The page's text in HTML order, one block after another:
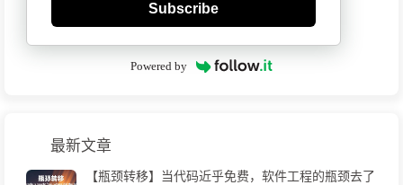
Subscribe
Powered by
最新文章
【瓶颈转移】当代码近乎免费，软件工程的瓶颈去了